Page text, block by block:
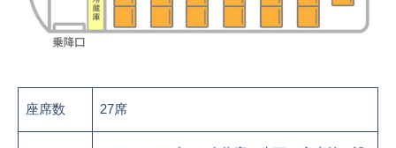
座席数 27席